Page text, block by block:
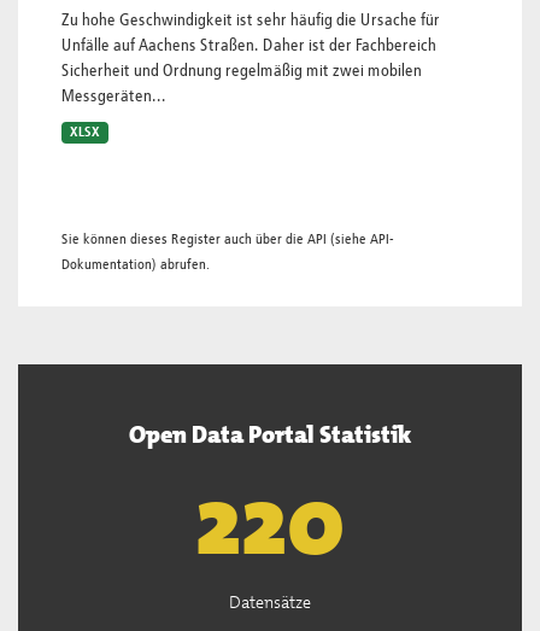
Zu hohe Geschwindigkeit ist sehr häufig die Ursache für
Unfälle auf Aachens Straßen. Daher ist der Fachbereich
Sicherheit und Ordnung regelmäßig mit zwei mobilen
Messgeräten...
XLSX
Sie können dieses Register auch über die API (siehe API-
Dokumentation) abrufen.
Open Data Portal Statistik
221
Datensätze